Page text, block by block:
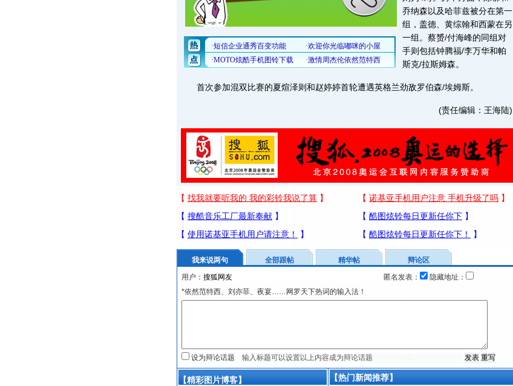
乔纳森以及哈菲兹被分在第一
组，盖德、黄综翰和西蒙在另
一组。蔡赟/付海峰的同组对
手则包括钟腾福/李万华和帕
斯克/拉斯姆森。
首次参加混双比赛的夏煊泽则和赵婷婷首轮遭遇英格兰劲敌罗伯森/埃姆斯。
(责任编辑：王海陆)
我来说两句 全部跟帖 精华帖
辩论区
用户：
匿名发表：
隐藏地址：
*依然范特西、刘亦菲、夜宴……网罗天下热词的输入法！
设为辩论话题
【精彩图片博客】 【热门新闻推荐】